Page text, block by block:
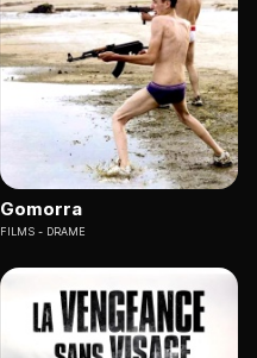
Gomorra
FILMS DRAME